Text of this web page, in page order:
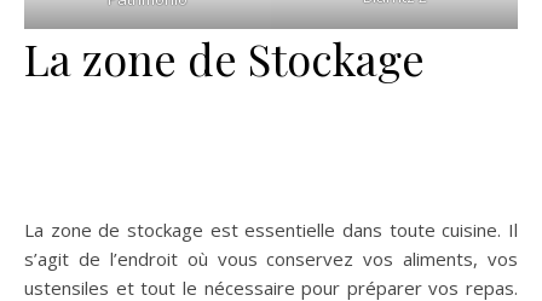
La zone de Stockage
La zone de stockage est essentielle dans toute cuisine. Il
s’agit de l’endroit où vous conservez vos aliments, vos
ustensiles et tout le nécessaire pour préparer vos repas.